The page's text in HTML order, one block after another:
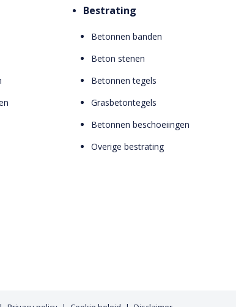
Bestrating
Betonnen banden
Beton stenen
Betonnen tegels
Grasbetontegels
Betonnen beschoeiingen
Overige bestrating